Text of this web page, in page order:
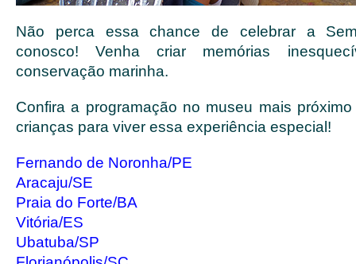
Não perca essa chance de celebrar a
conosco! Venha criar memórias
conservação marinha.
Confira a programação no museu mais
crianças para viver essa experiência especial!
Fernando de Noronha/PE
Aracaju/SE
Praia do Forte/BA
Vitória/ES
Ubatuba/SP